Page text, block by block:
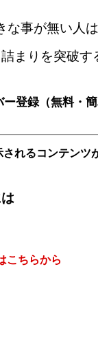
な事が無い人
まりを突破す
登録（無料・簡
れるコンテンツ
こちらから